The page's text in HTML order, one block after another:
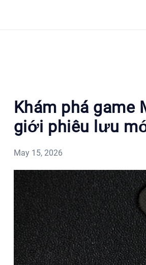
Khám phá game
giới phiêu lưu
May 15, 2026